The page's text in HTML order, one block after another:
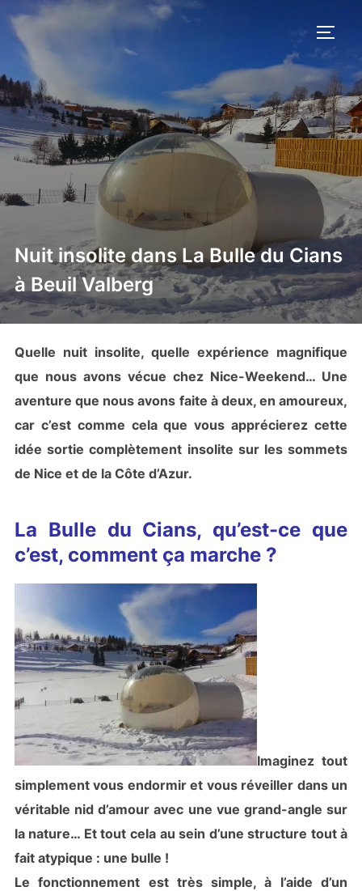
Aller
au
Nuit insolite dans La Bulle du Cians
à Beuil Valberg
Quelle nuit insolite, quelle expérience magnifique
que nous avons vécue chez Nice-Weekend… Une
aventure que nous avons faite à deux, en amoureux,
car c’est comme cela que vous apprécierez cette
idée sortie complètement insolite sur les sommets
de Nice et de la Côte d’Azur.
La Bulle du Cians, qu’est-ce que
c’est, comment ça marche ?
Imaginez tout
simplement vous endormir et vous réveiller dans un
véritable nid d’amour avec une vue grand-angle sur
la nature… Et tout cela au sein d’une structure tout à
fait atypique : une bulle !
Le fonctionnement est très simple, à l’aide d’un